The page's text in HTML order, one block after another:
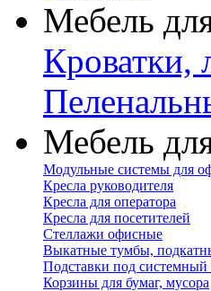
Мебель
Кроватки,
Мебель
Модульные системы для
Кресла руководителя
Кресла для оператора
Кресла для посетителей
Стеллажи офисные
Выкатные тумбы,
Подставки под системный
Корзины для бумаг, мусора